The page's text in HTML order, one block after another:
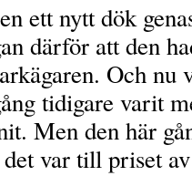
ett nytt dök
därför att den
Och nu
tidigare varit
Men den här
var till priset